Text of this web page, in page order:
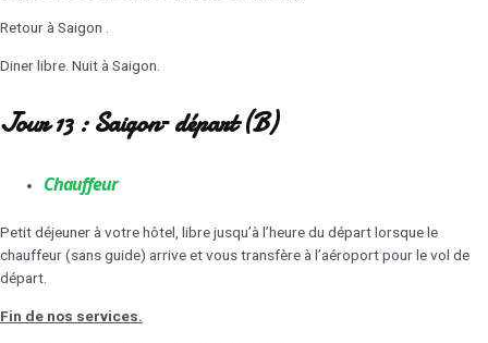
Retour à Saigon .
Diner libre. Nuit à Saigon.
Jour 13 : Saigon– départ (B)
Chauffeur
Petit déjeuner à votre hôtel, libre jusqu’à l’heure du départ lorsque le
chauffeur (sans guide) arrive et vous transfère à l’aéroport pour le vol de
départ.
Fin de nos services.